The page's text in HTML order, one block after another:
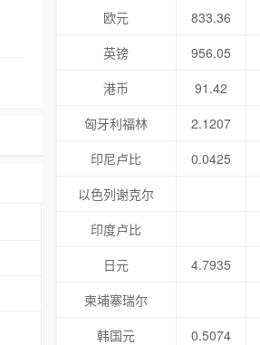
欧元
833.36
英镑
956.05
港币
91.42
匈牙利福林
2.1207
印尼卢比
0.0425
以色列谢克尔
印度卢比
日元
4.7935
柬埔寨瑞尔
韩国元
0.5074